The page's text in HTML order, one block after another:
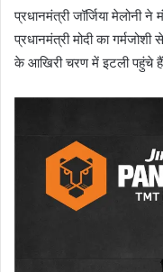
प्रधानमंत्री जॉर्जिया मेलोनी
प्रधानमंत्री मोदी का
के आखिरी चरण में इटली पहुंचे